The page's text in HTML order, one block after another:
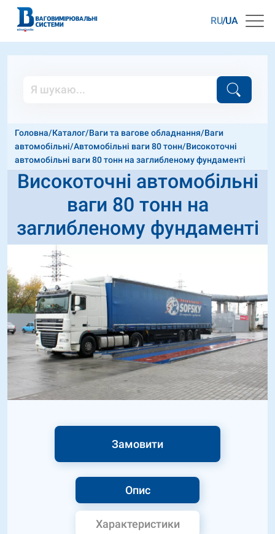
RU UA
Головна/Каталог/Ваги та вагове обладнання/Ваги
автомобільні/Автомобільні ваги 80 тонн/Високоточні
автомобільні ваги 80 тонн на заглибленому фундаменті
Високоточні автомобільні
ваги 80 тонн на
заглибленому фундаменті
Опис
Характеристики
Замовити